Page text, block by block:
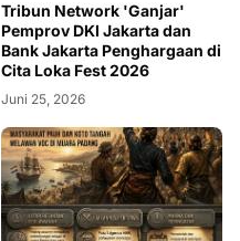
Tribun Network 'Ganjar'
Pemprov DKI Jakarta dan
Bank Jakarta Penghargaan di
Cita Loka Fest 2026
Juni 25, 2026